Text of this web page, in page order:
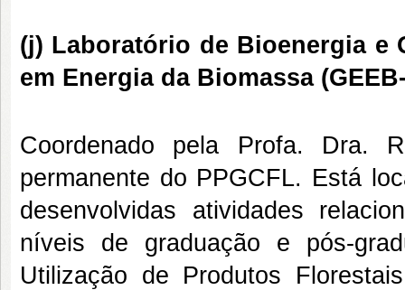
(j) Laboratório de Bioenergia e
em Energia da Biomassa
Coordenado pela Profa. Dra.
permanente do PPGCFL. Está
desenvolvidas atividades
níveis de graduação e pós-
Utilização de Produtos